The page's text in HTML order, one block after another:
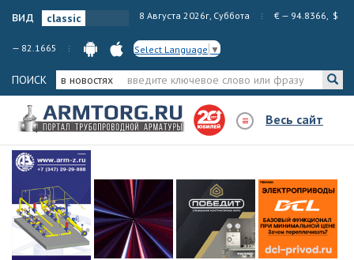
вид 8 Августа 2026г, Суббота € — 94.8366, $
— 82.1665 Select Language ▼
ПОИСК в новостях
Весь сайт